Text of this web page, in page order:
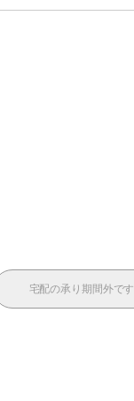
宅配の承り期間外です